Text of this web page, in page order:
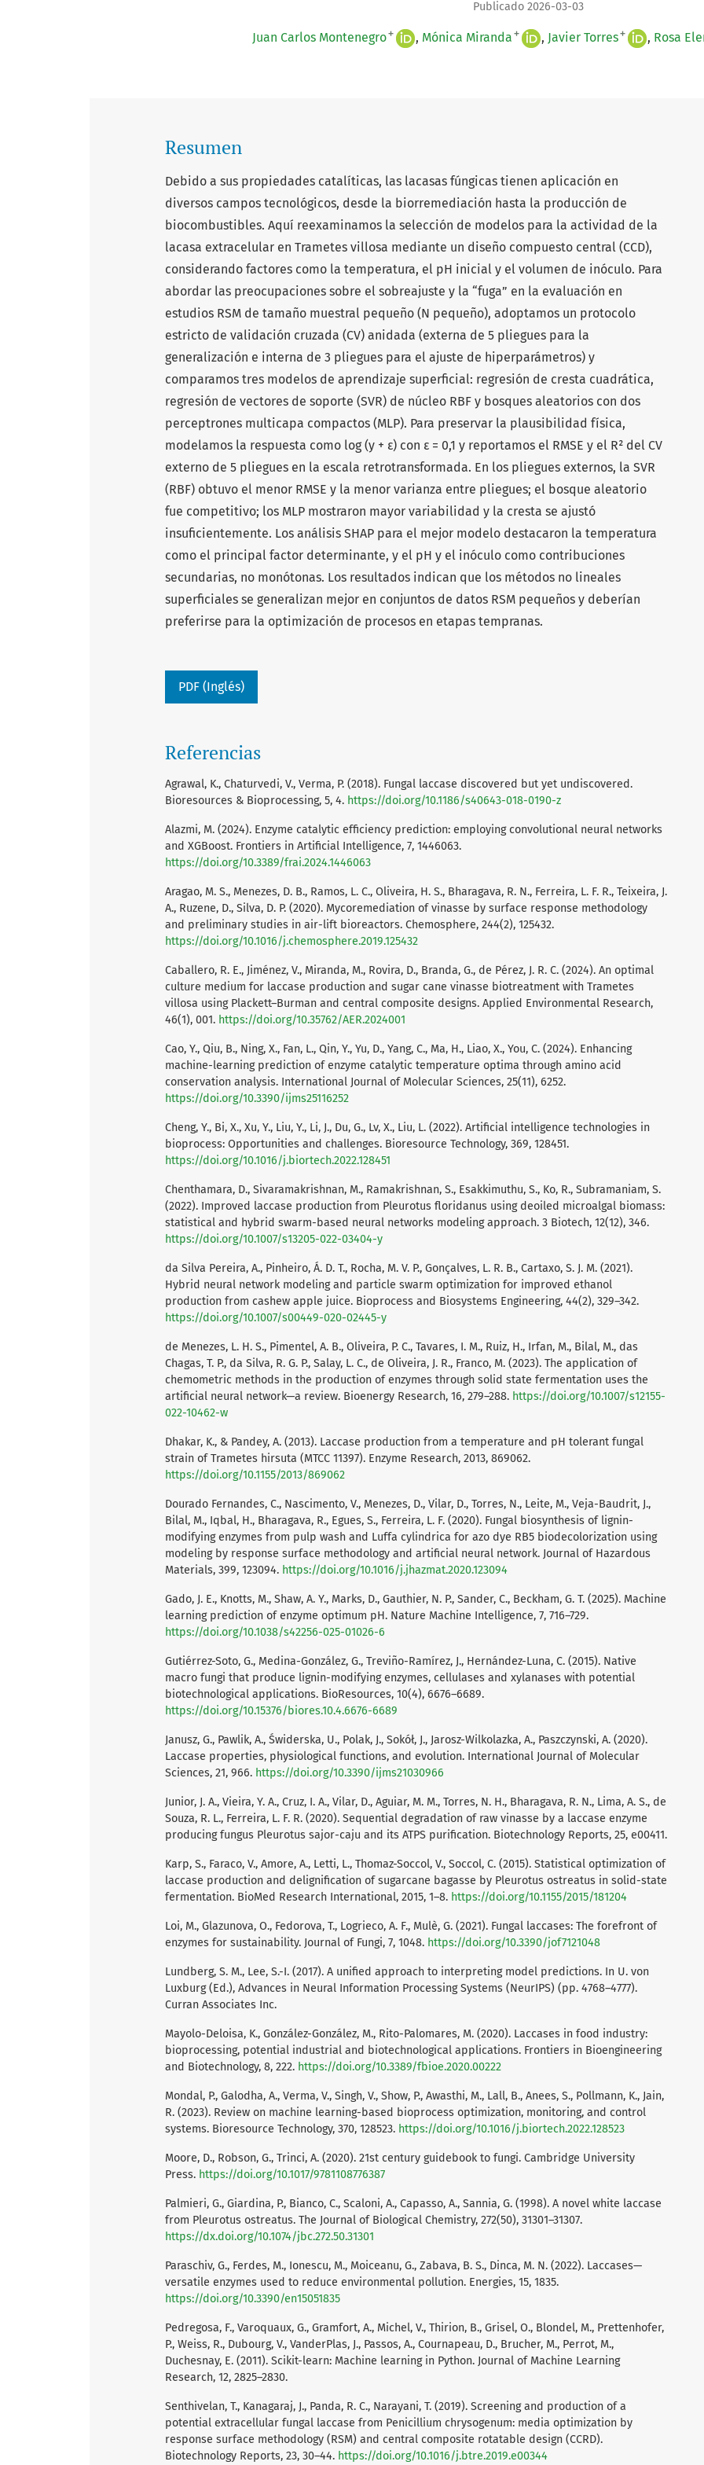
Publicado 2026-03-03
Juan Carlos Montenegro+ Mónica Miranda + Javier Torres+ Rosa
Resumen
Debido a sus propiedades catalíticas, las lacasas fúngicas tienen aplicación en
diversos campos tecnológicos, desde la biorremediación hasta la producción de
biocombustibles. Aquí reexaminamos la selección de modelos para la actividad de la
lacasa extracelular en Trametes villosa mediante un diseño compuesto central (CCD),
considerando factores como la temperatura, el pH inicial y el volumen de inóculo. Para
abordar las preocupaciones sobre el sobreajuste y la “fuga” en la evaluación en
estudios RSM de tamaño muestral pequeño (N pequeño), adoptamos un protocolo
estricto de validación cruzada (CV) anidada (externa de 5 pliegues para la
generalización e interna de 3 pliegues para el ajuste de hiperparámetros) y
comparamos tres modelos de aprendizaje superficial: regresión de cresta cuadrática,
regresión de vectores de soporte (SVR) de núcleo RBF y bosques aleatorios con dos
perceptrones multicapa compactos (MLP). Para preservar la plausibilidad física,
modelamos la respuesta como log (y + ε) con ε = 0,1 y reportamos el RMSE y el R² del CV
externo de 5 pliegues en la escala retrotransformada. En los pliegues externos, la SVR
(RBF) obtuvo el menor RMSE y la menor varianza entre pliegues; el bosque aleatorio
fue competitivo; los MLP mostraron mayor variabilidad y la cresta se ajustó
insuficientemente. Los análisis SHAP para el mejor modelo destacaron la temperatura
como el principal factor determinante, y el pH y el inóculo como contribuciones
secundarias, no monótonas. Los resultados indican que los métodos no lineales
superficiales se generalizan mejor en conjuntos de datos RSM pequeños y deberían
preferirse para la optimización de procesos en etapas tempranas.
PDF (Inglés)
Referencias
Agrawal, K., Chaturvedi, V., Verma, P. (2018). Fungal laccase discovered but yet undiscovered.
Bioresources & Bioprocessing, 5, 4. https://doi.org/10.1186/s40643-018-0190-z
Alazmi, M. (2024). Enzyme catalytic efficiency prediction: employing convolutional neural networks
and XGBoost. Frontiers in Artificial Intelligence, 7, 1446063.
https://doi.org/10.3389/frai.2024.1446063
Aragao, M. S., Menezes, D. B., Ramos, L. C., Oliveira, H. S., Bharagava, R. N., Ferreira, L. F. R., Teixeira, J.
A., Ruzene, D., Silva, D. P. (2020). Mycoremediation of vinasse by surface response methodology
and preliminary studies in air-lift bioreactors. Chemosphere, 244(2), 125432.
https://doi.org/10.1016/j.chemosphere.2019.125432
Caballero, R. E., Jiménez, V., Miranda, M., Rovira, D., Branda, G., de Pérez, J. R. C. (2024). An optimal
culture medium for laccase production and sugar cane vinasse biotreatment with Trametes
villosa using Plackett–Burman and central composite designs. Applied Environmental Research,
46(1), 001. https://doi.org/10.35762/AER.2024001
Cao, Y., Qiu, B., Ning, X., Fan, L., Qin, Y., Yu, D., Yang, C., Ma, H., Liao, X., You, C. (2024). Enhancing
machine-learning prediction of enzyme catalytic temperature optima through amino acid
conservation analysis. International Journal of Molecular Sciences, 25(11), 6252.
https://doi.org/10.3390/ijms25116252
Cheng, Y., Bi, X., Xu, Y., Liu, Y., Li, J., Du, G., Lv, X., Liu, L. (2022). Artificial intelligence technologies in
bioprocess: Opportunities and challenges. Bioresource Technology, 369, 128451.
https://doi.org/10.1016/j.biortech.2022.128451
Chenthamara, D., Sivaramakrishnan, M., Ramakrishnan, S., Esakkimuthu, S., Ko, R., Subramaniam, S.
(2022). Improved laccase production from Pleurotus floridanus using deoiled microalgal biomass:
statistical and hybrid swarm-based neural networks modeling approach. 3 Biotech, 12(12), 346.
https://doi.org/10.1007/s13205-022-03404-y
da Silva Pereira, A., Pinheiro, Á. D. T., Rocha, M. V. P., Gonçalves, L. R. B., Cartaxo, S. J. M. (2021).
Hybrid neural network modeling and particle swarm optimization for improved ethanol
production from cashew apple juice. Bioprocess and Biosystems Engineering, 44(2), 329–342.
https://doi.org/10.1007/s00449-020-02445-y
de Menezes, L. H. S., Pimentel, A. B., Oliveira, P. C., Tavares, I. M., Ruiz, H., Irfan, M., Bilal, M., das
Chagas, T. P., da Silva, R. G. P., Salay, L. C., de Oliveira, J. R., Franco, M. (2023). The application of
chemometric methods in the production of enzymes through solid state fermentation uses the
artificial neural network—a review. Bioenergy Research, 16, 279–288. https://doi.org/10.1007/s12155-
022-10462-w
Dhakar, K., & Pandey, A. (2013). Laccase production from a temperature and pH tolerant fungal
strain of Trametes hirsuta (MTCC 11397). Enzyme Research, 2013, 869062.
https://doi.org/10.1155/2013/869062
Dourado Fernandes, C., Nascimento, V., Menezes, D., Vilar, D., Torres, N., Leite, M., Veja-Baudrit, J.,
Bilal, M., Iqbal, H., Bharagava, R., Egues, S., Ferreira, L. F. (2020). Fungal biosynthesis of lignin-
modifying enzymes from pulp wash and Luffa cylindrica for azo dye RB5 biodecolorization using
modeling by response surface methodology and artificial neural network. Journal of Hazardous
Materials, 399, 123094. https://doi.org/10.1016/j.jhazmat.2020.123094
Gado, J. E., Knotts, M., Shaw, A. Y., Marks, D., Gauthier, N. P., Sander, C., Beckham, G. T. (2025). Machine
learning prediction of enzyme optimum pH. Nature Machine Intelligence, 7, 716–729.
https://doi.org/10.1038/s42256-025-01026-6
Gutiérrez-Soto, G., Medina-González, G., Treviño-Ramírez, J., Hernández-Luna, C. (2015). Native
macro fungi that produce lignin-modifying enzymes, cellulases and xylanases with potential
biotechnological applications. BioResources, 10(4), 6676–6689.
https://doi.org/10.15376/biores.10.4.6676-6689
Janusz, G., Pawlik, A., Świderska, U., Polak, J., Sokół, J., Jarosz-Wilkolazka, A., Paszczynski, A. (2020).
Laccase properties, physiological functions, and evolution. International Journal of Molecular
Sciences, 21, 966. https://doi.org/10.3390/ijms21030966
Junior, J. A., Vieira, Y. A., Cruz, I. A., Vilar, D., Aguiar, M. M., Torres, N. H., Bharagava, R. N., Lima, A. S., de
Souza, R. L., Ferreira, L. F. R. (2020). Sequential degradation of raw vinasse by a laccase enzyme
producing fungus Pleurotus sajor-caju and its ATPS purification. Biotechnology Reports, 25, e00411.
Karp, S., Faraco, V., Amore, A., Letti, L., Thomaz-Soccol, V., Soccol, C. (2015). Statistical optimization of
laccase production and delignification of sugarcane bagasse by Pleurotus ostreatus in solid-state
fermentation. BioMed Research International, 2015, 1–8. https://doi.org/10.1155/2015/181204
Loi, M., Glazunova, O., Fedorova, T., Logrieco, A. F., Mulè, G. (2021). Fungal laccases: The forefront of
enzymes for sustainability. Journal of Fungi, 7, 1048. https://doi.org/10.3390/jof7121048
Lundberg, S. M., Lee, S.-I. (2017). A unified approach to interpreting model predictions. In U. von
Luxburg (Ed.), Advances in Neural Information Processing Systems (NeurIPS) (pp. 4768–4777).
Curran Associates Inc.
Mayolo-Deloisa, K., González-González, M., Rito-Palomares, M. (2020). Laccases in food industry:
bioprocessing, potential industrial and biotechnological applications. Frontiers in Bioengineering
and Biotechnology, 8, 222. https://doi.org/10.3389/fbioe.2020.00222
Mondal, P., Galodha, A., Verma, V., Singh, V., Show, P., Awasthi, M., Lall, B., Anees, S., Pollmann, K., Jain,
R. (2023). Review on machine learning-based bioprocess optimization, monitoring, and control
systems. Bioresource Technology, 370, 128523. https://doi.org/10.1016/j.biortech.2022.128523
Moore, D., Robson, G., Trinci, A. (2020). 21st century guidebook to fungi. Cambridge University
Press. https://doi.org/10.1017/9781108776387
Palmieri, G., Giardina, P., Bianco, C., Scaloni, A., Capasso, A., Sannia, G. (1998). A novel white laccase
from Pleurotus ostreatus. The Journal of Biological Chemistry, 272(50), 31301–31307.
https://dx.doi.org/10.1074/jbc.272.50.31301
Paraschiv, G., Ferdes, M., Ionescu, M., Moiceanu, G., Zabava, B. S., Dinca, M. N. (2022). Laccases—
versatile enzymes used to reduce environmental pollution. Energies, 15, 1835.
https://doi.org/10.3390/en15051835
Pedregosa, F., Varoquaux, G., Gramfort, A., Michel, V., Thirion, B., Grisel, O., Blondel, M., Prettenhofer,
P., Weiss, R., Dubourg, V., VanderPlas, J., Passos, A., Cournapeau, D., Brucher, M., Perrot, M.,
Duchesnay, E. (2011). Scikit-learn: Machine learning in Python. Journal of Machine Learning
Research, 12, 2825–2830.
Senthivelan, T., Kanagaraj, J., Panda, R. C., Narayani, T. (2019). Screening and production of a
potential extracellular fungal laccase from Penicillium chrysogenum: media optimization by
response surface methodology (RSM) and central composite rotatable design (CCRD).
Biotechnology Reports, 23, 30–44. https://doi.org/10.1016/j.btre.2019.e00344